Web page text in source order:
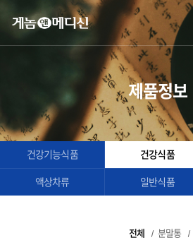
제품정보
건강기능식품 건강식품
액상차류 일반식품
전체 분말통